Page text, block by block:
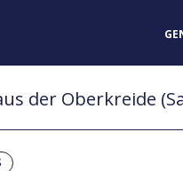
der Oberkreide